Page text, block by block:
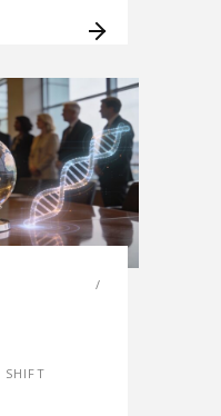
SHIFT